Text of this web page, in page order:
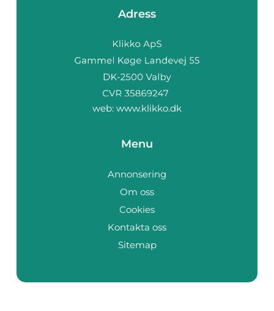
Adress
web: www.klikko.dk
Menu
Annonsering
Om oss
Cookies
Kontakta oss
Sitemap